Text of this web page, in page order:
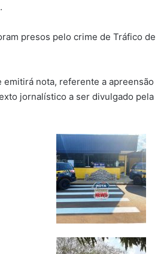
presos pelo crime de Tráfico de
emitirá nota, referente a apreensão
jornalístico a ser divulgado pela